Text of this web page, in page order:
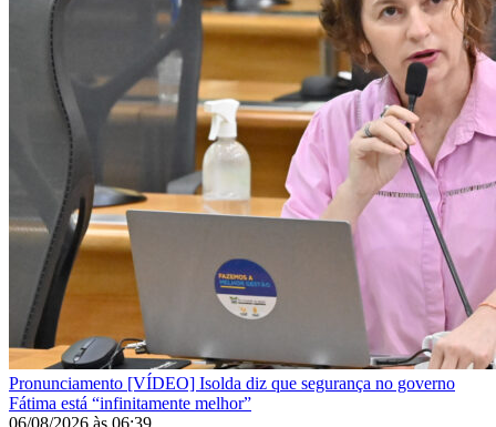
Pronunciamento [VÍDEO] Isolda diz que segurança no governo
Fátima está “infinitamente melhor”
06/08/2026 às 06:39